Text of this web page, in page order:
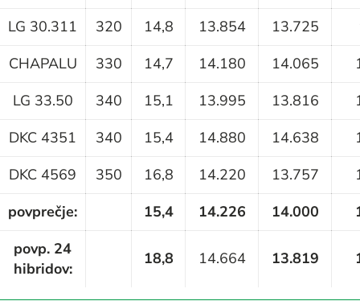
LG 30.311 320 14,8 13.854 13.725
CHAPALU
330 14,7 14.180 14.065
LG 33.50
340 15,1 13.995 13.816
DKC 4351
340 15,4 14.880 14.638
DKC 4569
350 16,8 14.220 13.757
povprečje:
15,4 14.226 14.000
povp. 24
hibridov:
18,8 14.664 13.819